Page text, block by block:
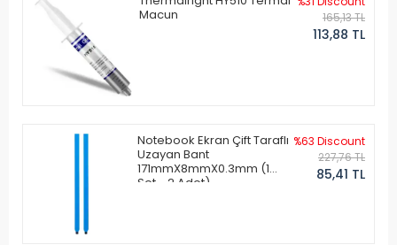
Macun
165,13 TL
113,88 TL
Notebook Ekran Çift Taraflı
Uzayan Bant
171mmX8mmX0.3mm (1
Set - 2 Adet)
%63 Discount
227,76 TL
85,41 TL